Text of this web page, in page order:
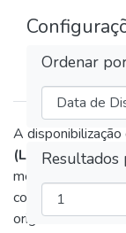
Ordenar
A
(Lei de Direitos
mediante
conformidade
originais.